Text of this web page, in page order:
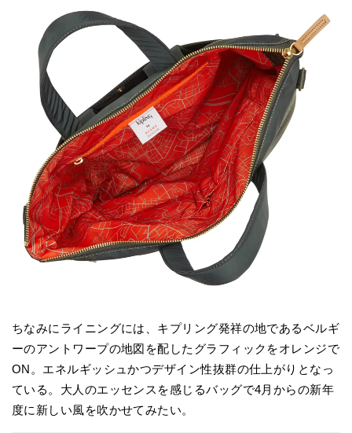
ちなみにライニングには、キプリング発祥の地であるベルギ
ーのアントワープの地図を配したグラフィックをオレンジで
ON。エネルギッシュかつデザイン性抜群の仕上がりとなっ
ている。大人のエッセンスを感じるバッグで4月からの新年
度に新しい風を吹かせてみたい。